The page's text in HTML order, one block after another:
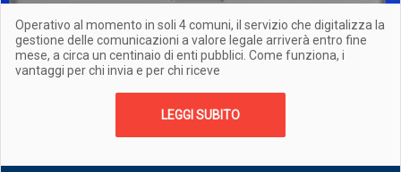
Operativo al momento in soli 4 comuni, il servizio che digitalizza la
gestione delle comunicazioni a valore legale arriverà entro fine
mese, a circa un centinaio di enti pubblici. Come funziona, i
vantaggi per chi invia e per chi riceve
LEGGI SUBITO